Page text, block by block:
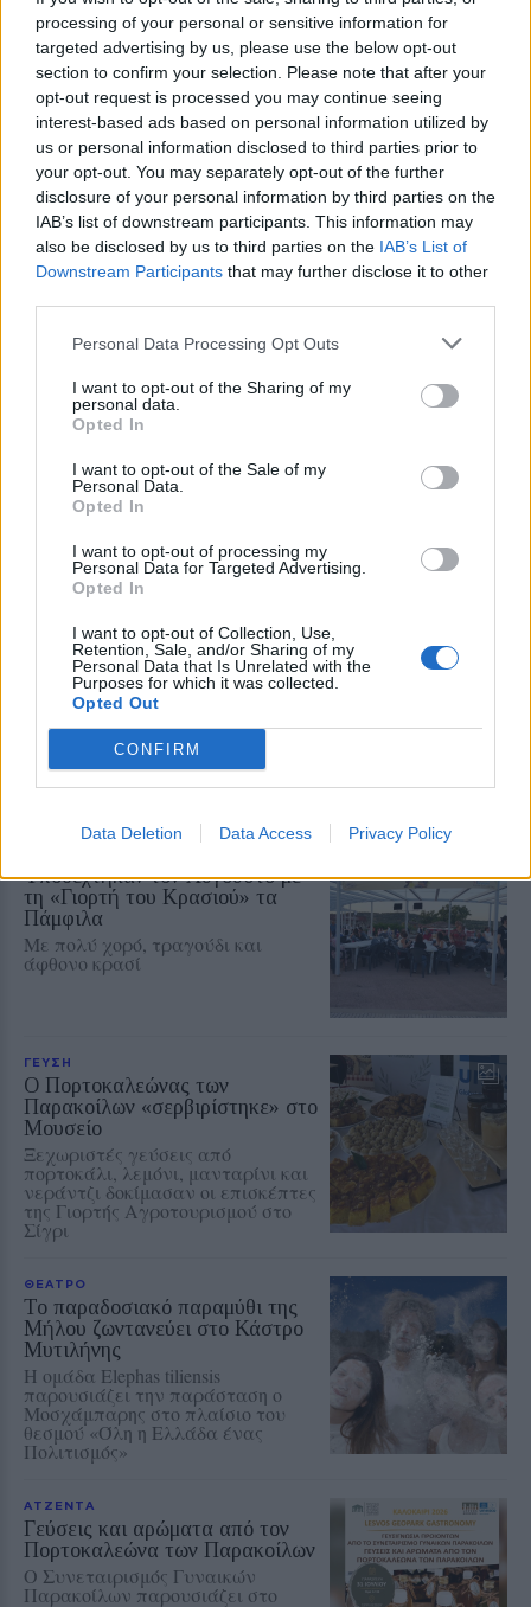
processing of your personal or sensitive information for
targeted advertising by us, please use the below opt-out
section to confirm your selection. Please note that after your
opt-out request is processed you may continue seeing
interest-based ads based on personal information utilized by
us or personal information disclosed to third parties prior to
your opt-out. You may separately opt-out of the further
disclosure of your personal information by third parties on the
IAB’s list of downstream participants. This information may
also be disclosed by us to third parties on the IAB’s List of
Downstream Participants that may further disclose it to other
Personal Data Processing Opt Outs
I want to opt-out of the Sharing of my
personal data.
Opted In
I want to opt-out of the Sale of my
Personal Data.
Opted In
I want to opt-out of processing my
Personal Data for Targeted Advertising.
Opted In
I want to opt-out of Collection, Use,
Retention, Sale, and/or Sharing of my
Personal Data that Is Unrelated with the
Purposes for which it was collected.
Opted Out
CONFIRM
Data Deletion Data Access Privacy Policy
Για τον «πυρηνικό εφιάλτη»
προειδοποίησε η Επιτροπή
ειρήνης Λέσβου
Μια συγκέντρωση γεμάτη
μηνύματα και νοήματα για τον
πόλεμο και την ειρήνη
ΓΕΥΣΗ
Γέμισε αρώματα το Μεγαλοχώρι
στη γιορτή βοτάνων
Πλήθος κόσμου συμμετείχε στην
εκδήλωση του Taste Lesvos με
επίκεντρο τη γαστρονομική και
ΑΤΖΕΝΤΑ
Παπαλίνα, ούζο και μουσική
απόψε στον Κόλπο της Γέρας
Πλούσιο καλλιτεχνικό πρόγραμμα
και χορευτικά συγκροτήματα στη
Γιορτή Παπαλίνας που ξεκινά στις
20.30 στα Πηγαδάκια
ΑΤΖΕΝΤΑ
Μια κουταλιά μέλι, μια γεύση
από το Γεωπάρκο Λέσβου
Γευσιγνωσία φρεσκοτρυγημένου
θυμαρίσιου μελιού και προϊόντων
της κυψέλης το Σάββατο 8
Αυγούστου στο Μουσείο Φυσικής
Ιστορίας Απολιθωμένου Δάσους
στο Σίγρι
Υποδεχτήκαν τον Αύγουστο με
τη «Γιορτή του Κρασιού» τα
Πάμφιλα
Με πολύ χορό, τραγούδι και
άφθονο κρασί
ΓΕΥΣΗ
Ο Πορτοκαλεώνας των
Παρακοίλων «σερβιρίστηκε» στο
Μουσείο
Ξεχωριστές γεύσεις από
πορτοκάλι, λεμόνι, μανταρίνι και
νεράντζι δοκίμασαν οι επισκέπτες
της Γιορτής Αγροτουρισμού στο
Σίγρι
ΘΕΑΤΡΟ
Το παραδοσιακό παραμύθι της
Μήλου ζωντανεύει στο Κάστρο
Μυτιλήνης
Η ομάδα Elephas tiliensis
παρουσιάζει την παράσταση o
Μοσχάμπαρης στο πλαίσιο του
θεσμού «Όλη η Ελλάδα ένας
Πολιτισμός»
ΑΤΖΕΝΤΑ
Γεύσεις και αρώματα από τον
Πορτοκαλεώνα των Παρακοίλων
Ο Συνεταιρισμός Γυναικών
Παρακοίλων παρουσιάζει στο